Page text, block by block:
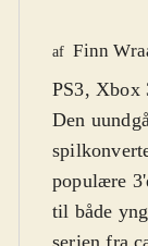
af Finn
PS3, Xbox
Den
populære
til både